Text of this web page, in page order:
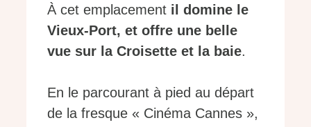
À cet emplacement il domine le
Vieux-Port, et offre une belle
vue sur la Croisette et la baie.
En le parcourant à pied au départ
de la fresque « Cinéma Cannes »,